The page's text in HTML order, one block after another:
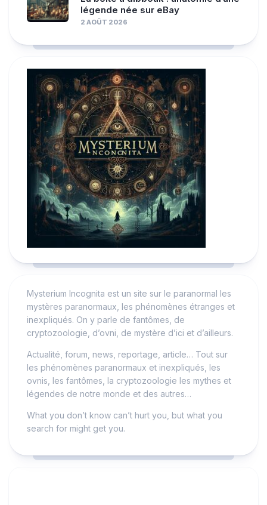
légende née sur eBay
2 AOÛT 2026
Mysterium Incognita est un site sur le paranormal les
mystères paranormaux, les phénomènes étranges et
inexpliqués. On y parle de fantômes, de
cryptozoologie, d’ovni, de mystère d’ici et d’ailleurs.
Actualité, forum, news, reportage, article… Tout sur
les phénomènes paranormaux et inexpliqués, les
ovnis, les fantômes, la cryptozoologie les mythes et
légendes de notre monde et des autres…
What you don’t know can’t hurt you, but what you
search for might get you.